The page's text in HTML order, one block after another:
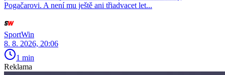
Pogačarovi. A není mu ještě ani třiadvacet let...
SportWin
8. 8. 2026, 20:06
1 min
Reklama